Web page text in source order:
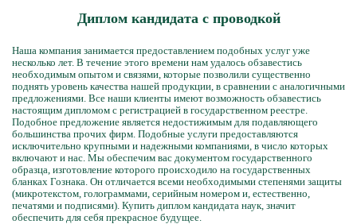
Диплом кандидата с проводкой
Наша компания занимается предоставлением подобных услуг уже
несколько лет. В течение этого времени нам удалось обзавестись
необходимым опытом и связями, которые позволили существенно
поднять уровень качества нашей продукции, в сравнении с аналогичными
предложениями. Все наши клиенты имеют возможность обзавестись
настоящим дипломом с регистрацией в государственном реестре.
Подобное предложение является недостижимым для подавляющего
большинства прочих фирм. Подобные услуги предоставляются
исключительно крупными и надежными компаниями, в число которых
включают и нас. Мы обеспечим вас документом государственного
образца, изготовление которого происходило на государственных
бланках Гознака. Он отличается всеми необходимыми степенями защиты
(микротекстом, голограммами, серийным номером и, естественно,
печатями и подписями). Купить диплом кандидата наук, значит
обеспечить для себя прекрасное будущее.